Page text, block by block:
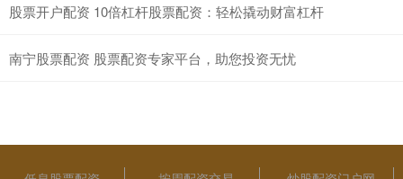
股票开户配资 10倍杠杆股票配资：轻松撬动财富杠杆
南宁股票配资 股票配资专家平台，助您投资无忧